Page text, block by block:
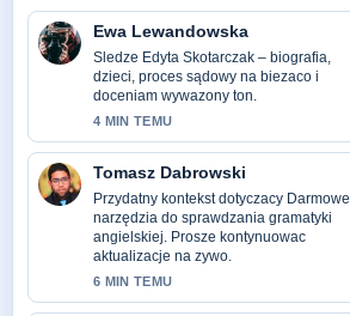
Ewa Lewandowska
Sledze Edyta Skotarczak – biografia,
dzieci, proces sądowy na biezaco i
doceniam wywazony ton.
4 MIN TEMU
Tomasz Dabrowski
Przydatny kontekst dotyczacy Darmowe
narzędzia do sprawdzania gramatyki
angielskiej. Prosze kontynuowac
aktualizacje na zywo.
6 MIN TEMU